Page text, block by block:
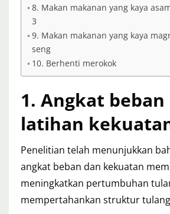
8. Makan makanan yang kaya
3
9. Makan makanan yang kaya
seng
10. Berhenti merokok
1. Angkat beban
latihan
Penelitian telah menunjukkan
angkat beban dan kekuatan
meningkatkan pertumbuhan
mempertahankan struktur